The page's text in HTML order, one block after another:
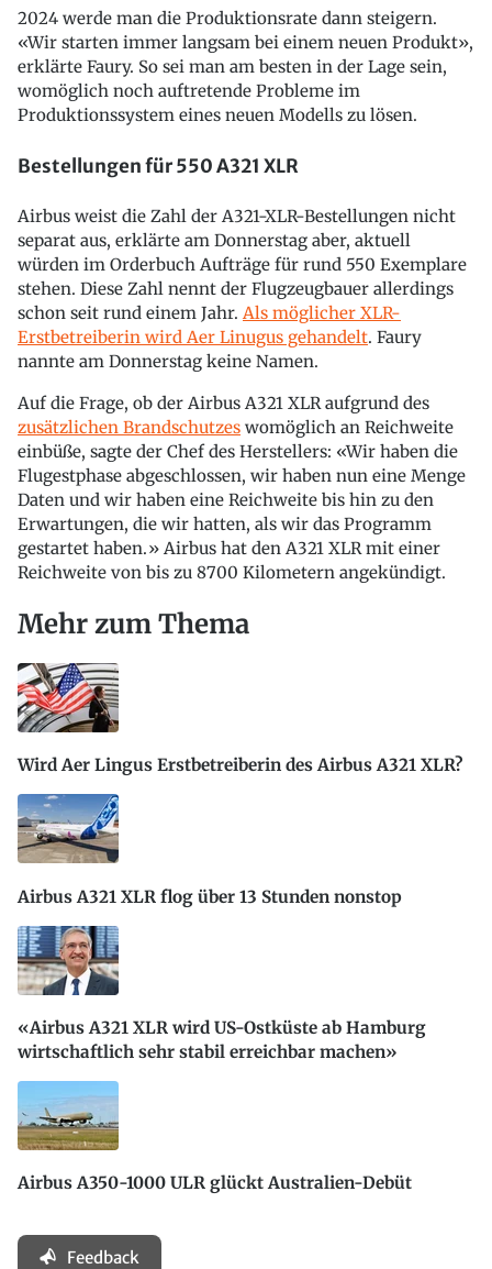
2024 werde man die Produktionsrate dann steigern.
«Wir starten immer langsam bei einem neuen Produkt»,
erklärte Faury. So sei man am besten in der Lage sein,
womöglich noch auftretende Probleme im
Produktionssystem eines neuen Modells zu lösen.
Bestellungen für 550 A321 XLR
Airbus weist die Zahl der A321-XLR-Bestellungen nicht
separat aus, erklärte am Donnerstag aber, aktuell
würden im Orderbuch Aufträge für rund 550 Exemplare
stehen. Diese Zahl nennt der Flugzeugbauer allerdings
schon seit rund einem Jahr. Als möglicher XLR-
Erstbetreiberin wird Aer Linugus gehandelt. Faury
nannte am Donnerstag keine Namen.
Auf die Frage, ob der Airbus A321 XLR aufgrund des
zusätzlichen Brandschutzes womöglich an Reichweite
einbüße, sagte der Chef des Herstellers: «Wir haben die
Flugestphase abgeschlossen, wir haben nun eine Menge
Daten und wir haben eine Reichweite bis hin zu den
Erwartungen, die wir hatten, als wir das Programm
gestartet haben.» Airbus hat den A321 XLR mit einer
Reichweite von bis zu 8700 Kilometern angekündigt.
Mehr zum Thema
Wird Aer Lingus Erstbetreiberin des Airbus A321 XLR?
Airbus A321 XLR flog über 13 Stunden nonstop
«Airbus A321 XLR wird US-Ostküste ab Hamburg
wirtschaftlich sehr stabil erreichbar machen»
Airbus A350-1000 ULR glückt Australien-Debüt
Feedback